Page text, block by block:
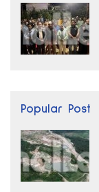
Popular Post